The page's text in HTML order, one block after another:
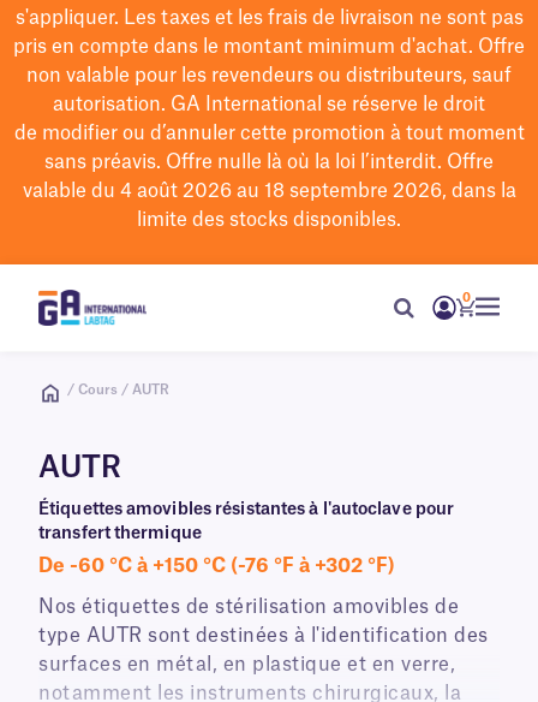
s'appliquer. Les taxes et les frais de livraison ne sont pas
pris en compte dans le montant minimum d'achat. Offre
non valable pour les revendeurs ou distributeurs, sauf
autorisation. GA International se réserve le droit
de modifierou d’annuler cette promotion à tout moment
sans préavis. Offre nulle là où la loi l’interdit. Offre
valable du 4 août 2026 au 18 septembre 2026, dans la
limite des stocks disponibles.
0
/ Cours / AUTR
AUTR
Étiquettes amovibles résistantes à l'autoclave pour
transfert thermique
De -60 °C à +150 °C (-76 °F à +302 °F)
Nos étiquettes de stérilisation amovibles de
type AUTR sont destinées à l'identification des
surfaces en métal, en plastique et en verre,
notamment les instruments chirurgicaux, la